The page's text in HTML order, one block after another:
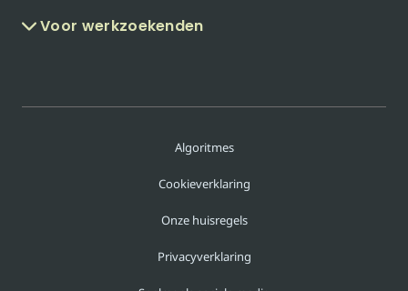
Voor werkzoekenden
Algoritmes
Cookieverklaring
Onze huisregels
Privacyverklaring